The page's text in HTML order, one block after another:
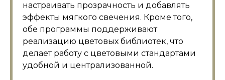
настраивать прозрачность и добавлять
эффекты мягкого свечения. Кроме того,
обе программы поддерживают
реализацию цветовых библиотек, что
делает работу с цветовыми стандартами
удобной и централизованной.